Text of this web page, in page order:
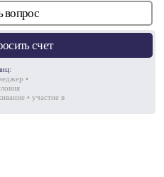
вопрос
счет
•
• участие в